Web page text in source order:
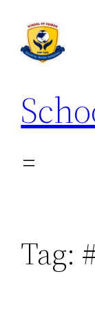
Tag: